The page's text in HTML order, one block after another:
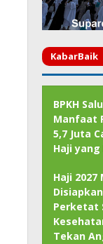
BPKH
Manfaat
5,7 Juta
Haji
Haji 2027
Perketat
Tekan